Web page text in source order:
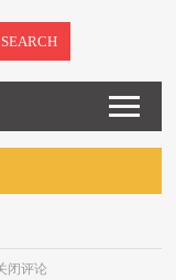
SEARCH
闭评论